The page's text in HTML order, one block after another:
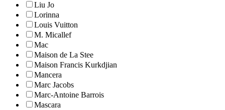
Liu Jo
Lorinna
Louis Vuitton
M. Micallef
Mac
Maison de La Stee
Maison Francis Kurkdjian
Mancera
Marc Jacobs
Marc-Antoine Barrois
Mascara